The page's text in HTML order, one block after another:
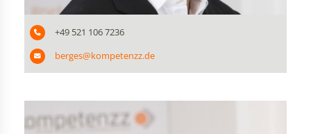
+49 521 106 7236
berges@kompetenzz.de